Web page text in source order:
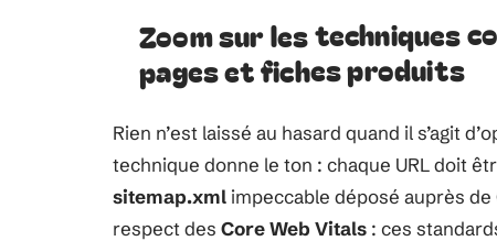
Zoom sur les techniques
pages et fiches produits
Rien n’est laissé au hasard quand il s’agit
technique donne le ton : chaque URL doit
sitemap.xml impeccable déposé auprès de
respect des Core Web Vitals : ces